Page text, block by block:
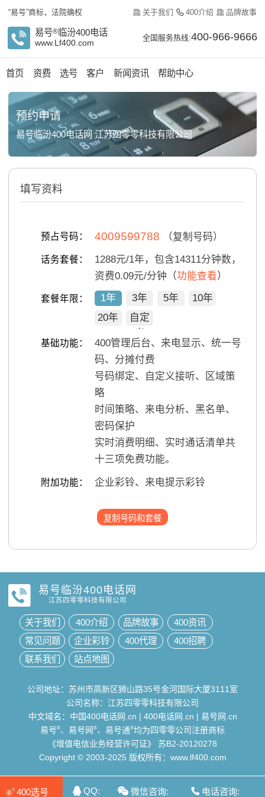
“易号”商标，法院确权 关于我们 400介绍 品牌故事
易号®临汾400电话
www.Lf400.com
全国服务热线:400-966-9666
首页 资费 选号 客户 新闻资讯 帮助中心
预约申请
易号临汾400电话网 江苏四零零科技有限公司
填写资料
预占号码： 4009599788 （复制号码）
话务套餐： 1288元/1年，包含14311分钟数，
资费0.09元/分钟（功能查看）
套餐年限： 1年 3年 5年
10年
20年
自定
义
基础功能：
400管理后台、来电显示、统一号
码、分摊付费
号码绑定、自定义接听、区域策
略
时间策略、来电分析、黑名单、
密码保护
实时消费明细、实时通话清单共
十三项免费功能。
附加功能： 企业彩铃、来电提示彩铃
复制号码和套餐
易号临汾400电话网
江苏四零零科技有限公司
关于我们 400介绍 品牌故事
400资讯
常见问题
企业彩铃 400代理
400招聘
联系我们
站点地图
公司地址：苏州市高新区狮山路35号金河国际大厦3111室
公司名称：江苏四零零科技有限公司
中文域名： 中国400电话网.cn | 400电话网.cn | 易号网.cn
易号®、易号网®、易号通®均为四零零公司注册商标
《增值电信业务经营许可证》
苏B2-20120278
Copyright © 2003-2025 版权所有：www.lf400.com
400选号 QQ: 微信咨询: 电话咨询: